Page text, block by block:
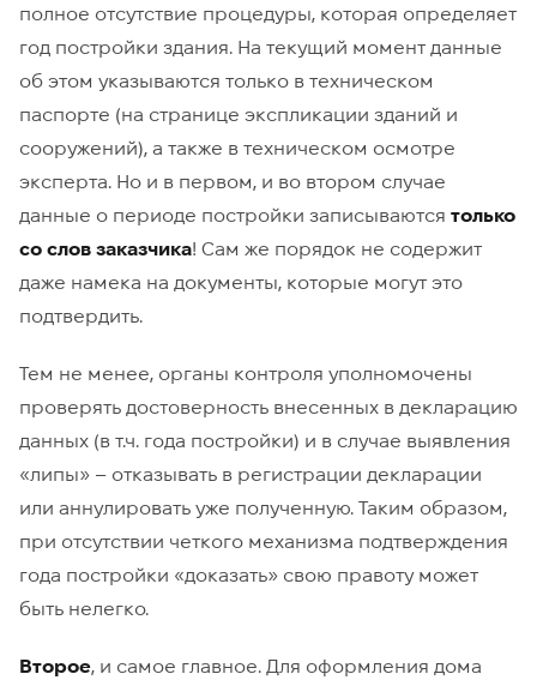
полное отсутствие процедуры, которая определяет
год постройки здания. На текущий момент данные
об этом указываются только в техническом
паспорте (на странице экспликации зданий и
сооружений), а также в техническом осмотре
эксперта. Но и в первом, и во втором случае
данные о периоде постройки записываются только
со слов заказчика! Сам же порядок не содержит
даже намека на документы, которые могут это
подтвердить.
Тем не менее, органы контроля уполномочены
проверять достоверность внесенных в декларацию
данных (в т.ч. года постройки) и в случае выявления
«липы» – отказывать в регистрации декларации
или аннулировать уже полученную. Таким образом,
при отсутствии четкого механизма подтверждения
года постройки «доказать» свою правоту может
быть нелегко.
Второе, и самое главное. Для оформления дома